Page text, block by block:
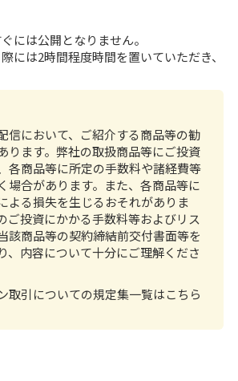
には公開となりません。
には2時間程度時間を置いていただき、
信において、ご紹介する商品等の勧
ります。弊社の取扱商品等にご投資
各商品等に所定の手数料や諸経費等
場合があります。また、各商品等に
よる損失を生じるおそれがありま
ご投資にかかる手数料等およびリス
該商品等の契約締結前交付書面等を
、内容について十分にご理解くださ
取引についての規定集一覧はこちら